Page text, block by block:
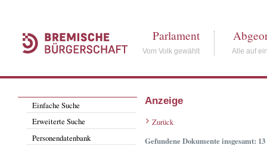
Parlament
Vom Volk gewählt Alle auf
Einfache Suche
Erweiterte Suche
Personendatenbank
Anzeige
Zurück
Gefundene Dokumente insgesamt: 13